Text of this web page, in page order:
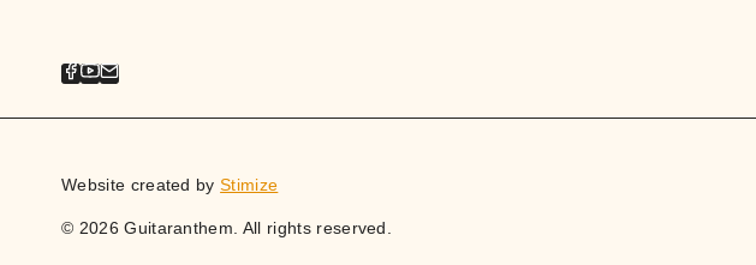
Website created byStimize
© 2026 Guitaranthem. All rights reserved.